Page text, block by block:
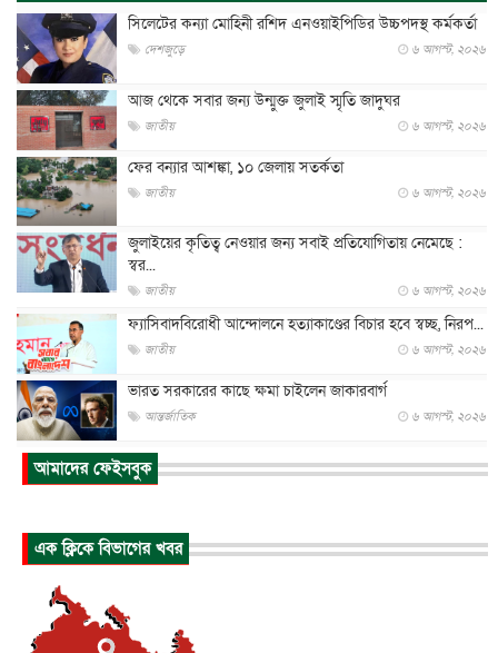
সিলেটের কন্যা মোহিনী রশিদ এনওয়াইপিডির উচ্চপদস্থ কর্মকর্তা
দেশজুড়ে ৬ আগস্ট, ২০২৬
আজ থেকে সবার জন্য উন্মুক্ত জুলাই স্মৃতি জাদুঘর
জাতীয় ৬ আগস্ট, ২০২৬
ফের বন্যার আশঙ্কা, ১০ জেলায় সতর্কতা
জাতীয় ৬ আগস্ট, ২০২৬
জুলাইয়ের কৃতিত্ব নেওয়ার জন্য সবাই প্রতিযোগিতায় নেমেছে :
স্বর...
জাতীয় ৬ আগস্ট, ২০২৬
ফ্যাসিবাদবিরোধী আন্দোলনে হত্যাকাণ্ডের বিচার হবে স্বচ্ছ, নিরপ...
জাতীয় ৬ আগস্ট, ২০২৬
ভারত সরকারের কাছে ক্ষমা চাইলেন জাকারবার্গ
আন্তর্জাতিক ৬ আগস্ট, ২০২৬
আকাশে ট্রাম্পের হেলিকপ্টার ও যাত্রীবাহী বিমান মুখোমুখি, তদন্...
আন্তর্জাতিক
আন্তর্জাতিক ৬ আগস্ট, ২০২৬
আমাদের ফেইসবুক
এক ক্লিকে বিভাগের খবর